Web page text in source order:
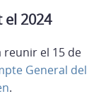
el 2024
reunir el 15 de
General del
.